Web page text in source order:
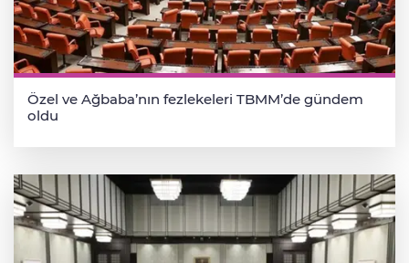
Özel ve Ağbaba’nın fezlekeleri TBMM’de gündem
oldu